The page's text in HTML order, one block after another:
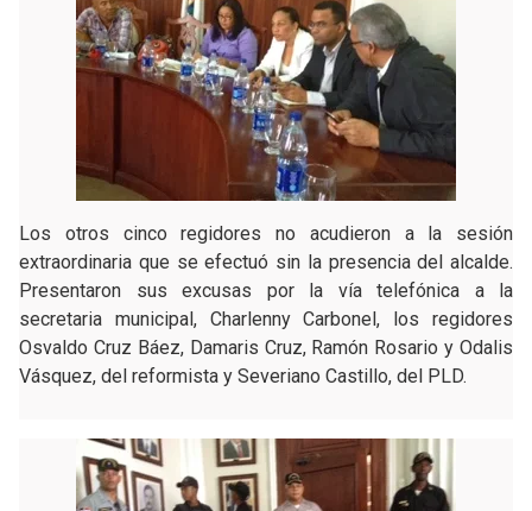
Los otros cinco regidores no acudieron a la sesión
extraordinaria que se efectuó sin la presencia del alcalde.
Presentaron sus excusas por la vía telefónica a la
secretaria municipal, Charlenny Carbonel, los regidores
Osvaldo Cruz Báez, Damaris Cruz, Ramón Rosario y Odalis
Vásquez, del reformista y Severiano Castillo, del PLD.